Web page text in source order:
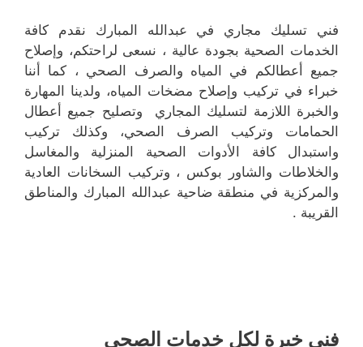
فني تسليك مجاري في عبدالله المبارك نقدم كافة
الخدمات الصحية بجودة عالية ، نسعى لراحتكم، وإصلاح
جميع أعطالكم في المياه والصرف الصحي ، كما أننا
خبراء في تركيب وإصلاح مضخات المياه، ولدينا المهارة
والخبرة اللازمة لتسليك المجاري وتصليح جميع أعطال
الحمامات وتركيب الصرف الصحي، وكذلك تركيب
واستبدال كافة الأدوات الصحية المنزلية والمغاسل
والخلاطات والشاور بوكس ، وتركيب السخانات العادية
والمركزية في منطقة ضاحية عبدالله المبارك والمناطق
القريبة .
فني خبرة لكل خدمات الصحي